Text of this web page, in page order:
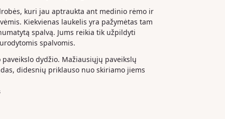
kuri jau aptraukta ant medinio rėmo ir
Kiekvienas laukelis yra pažymėtas tam
spalvą. Jums reikia tik užpildyti
spalvomis.
dydžio. Mažiausiųjų paveikslų
didesnių priklauso nuo skiriamo jiems